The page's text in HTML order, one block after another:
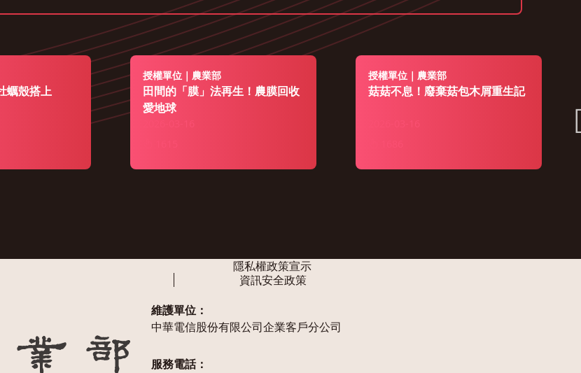
蠣殼搭上
授權單位｜農業部
田間的「膜」法再生！農膜回收
愛地球
授權單位｜農業部
菇菇不息！廢棄菇包木屑重生記
隱私權政策宣示
資訊安全政策
維護單位：
中華電信股份有限公司企業客戶分公司
服務電話：